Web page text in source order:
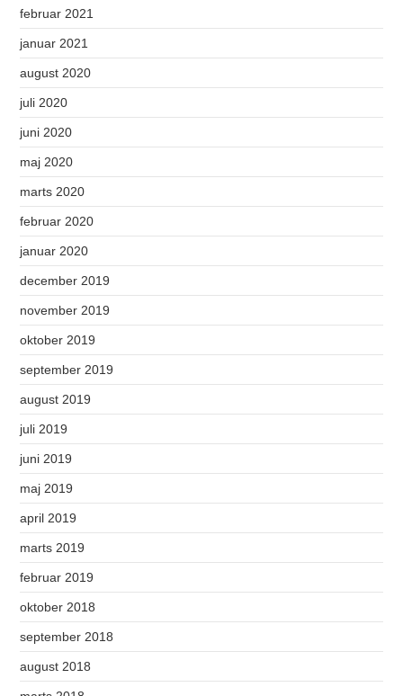
februar 2021
januar 2021
august 2020
juli 2020
juni 2020
maj 2020
marts 2020
februar 2020
januar 2020
december 2019
november 2019
oktober 2019
september 2019
august 2019
juli 2019
juni 2019
maj 2019
april 2019
marts 2019
februar 2019
oktober 2018
september 2018
august 2018